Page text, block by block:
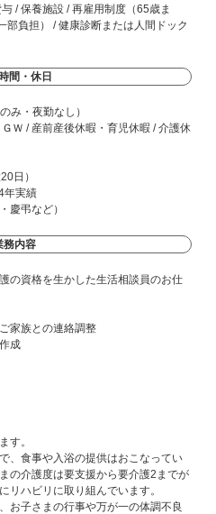
/ 保養施設 / 再雇用制度（65歳ま
部負担） / 健康診断または人間ドック
間・休日
み・夜勤なし）
Ｗ / 産前産後休暇・育児休暇 / 介護休
日）
実績
慶弔など）
務内容
の資格を生かした生活相談員のお仕
家族との連絡調整
成
す。
、食事や入浴の提供はおこなってい
の介護度は要支援から要介護2までが
リハビリに取り組んでいます。
お子さまの行事や万が一の体調不良